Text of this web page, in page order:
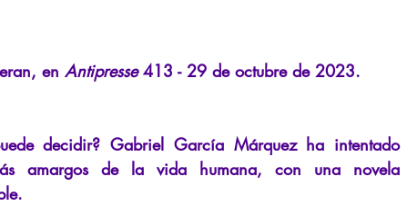
Artículos Entrevistas Recensión Conferencia
en Antipresse 413 - 29 de octubre de 2023.
decidir? Gabriel García Márquez ha intentado
amargos de la vida humana, con una novela